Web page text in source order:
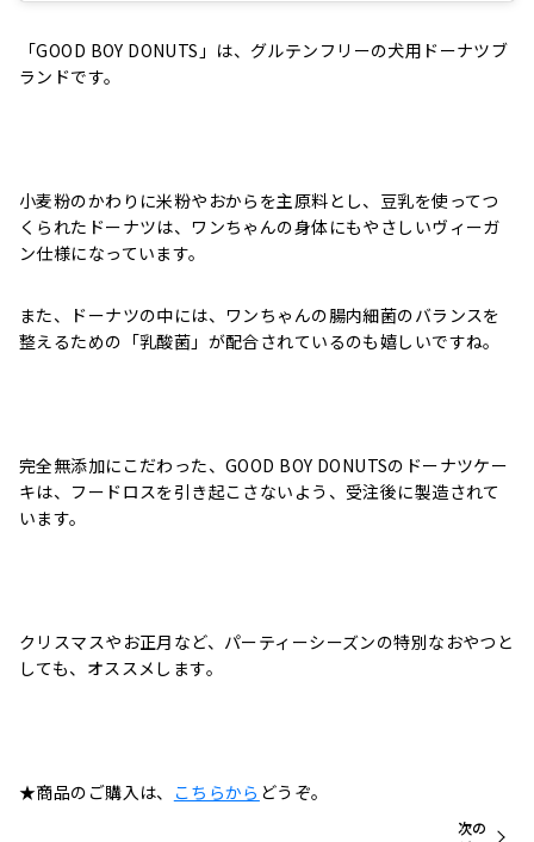
「GOOD BOY DONUTS 」は、グルテンフリーの犬用ドーナツブ
ランドです。
小麦粉のかわりに米粉やおからを主原料とし、豆乳を使ってつ
くられたドーナツは、ワンちゃんの身体にもやさしいヴィーガ
ン仕様になっています。
また、ドーナツの中には、ワンちゃんの腸内細菌のバランスを
整えるための「乳酸菌」が配合されているのも嬉しいですね。
完全無添加にこだわった、GOOD BOY DONUTSのドーナツケー
キは、フードロスを引き起こさないよう、受注後に製造されて
います。
クリスマスやお正月など、パーティーシーズンの特別なおやつと
しても、オススメします。
★商品のご購入は、 こちらから どうぞ。
次の